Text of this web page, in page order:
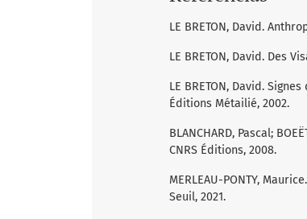
LE BRETON, David.
LE BRETON, David. Des
LE BRETON, David.
Éditions Métailié, 2002.
BLANCHARD, Pascal;
CNRS Éditions, 2008.
MERLEAU-PONTY,
Seuil, 2021.